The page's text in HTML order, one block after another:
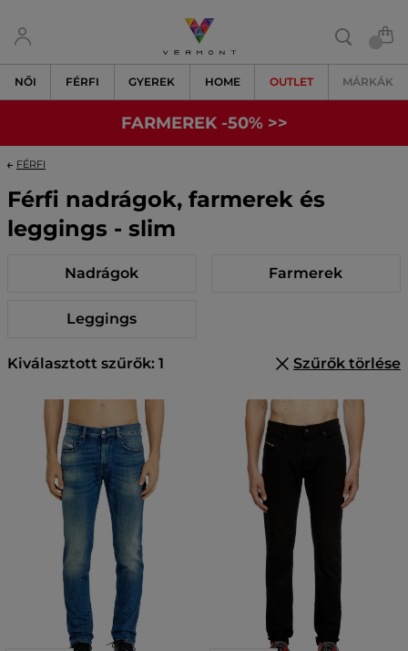
NŐI FÉRFI GYEREK HOME OUTLET MÁRKÁK
FARMEREK -50% >>
FÉRFI
Férfi nadrágok, farmerek és
leggings - slim
Nadrágok Farmerek
Leggings
Kiválasztott szűrők: 1 Szűrők törlése